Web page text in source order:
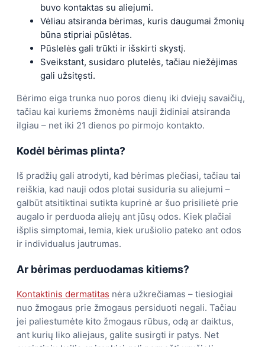
buvo kontaktas su aliejumi.
Vėliau atsiranda bėrimas, kuris daugumai žmonių
būna stipriai pūslėtas.
Pūslelės gali trūkti ir išskirti skystį.
Sveikstant, susidaro plutelės, tačiau niežėjimas
gali užsitęsti.
Bėrimo eiga trunka nuo poros dienų iki dviejų savaičių,
tačiau kai kuriems žmonėms nauji židiniai atsiranda
ilgiau – net iki 21 dienos po pirmojo kontakto.
Kodėl bėrimas plinta?
Iš pradžių gali atrodyti, kad bėrimas plečiasi, tačiau tai
reiškia, kad nauji odos plotai susiduria su aliejumi –
galbūt atsitiktinai sutikta kuprinė ar šuo prisilietė prie
augalo ir perduoda aliejų ant jūsų odos. Kiek plačiai
išplis simptomai, lemia, kiek urušiolio pateko ant odos
ir individualus jautrumas.
Ar bėrimas perduodamas kitiems?
Kontaktinis dermatitas nėra užkrečiamas – tiesiogiai
nuo žmogaus prie žmogaus persiduoti negali. Tačiau
jei paliestumėte kito žmogaus rūbus, odą ar daiktus,
ant kurių liko aliejaus, galite susirgti ir patys. Net